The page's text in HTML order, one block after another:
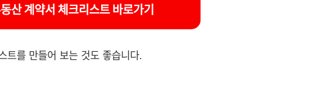
산 계약서 체크리스트 바로가기
트를 만들어 보는 것도 좋습니다.